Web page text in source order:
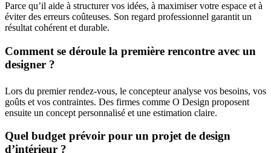
Parce qu’il aide à structurer vos idées, à maximiser votre espace et à
éviter des erreurs coûteuses. Son regard professionnel garantit un
résultat cohérent et durable.
Comment se déroule la première rencontre avec un
designer ?
Lors du premier rendez-vous, le concepteur analyse vos besoins, vos
goûts et vos contraintes. Des firmes comme O Design proposent
ensuite un concept personnalisé et une estimation claire.
Quel budget prévoir pour un projet de design
d’intérieur ?